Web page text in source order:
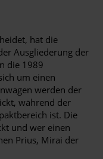
hat die
Ausgliederung der
die 1989
um einen
werden der
während der
ist. Die
und wer einen
Prius, Mirai der